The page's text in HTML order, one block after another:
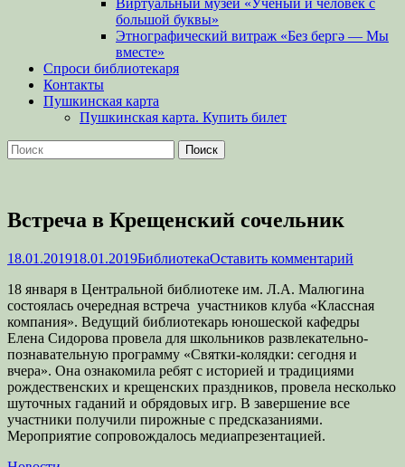
большой буквы»
Этнографический витраж «Без бергə — Мы
вместе»
Спроси библиотекаря
Контакты
Пушкинская карта
Пушкинская карта. Купить билет
Поиск
Найти:
Встреча в Крещенский сочельник
Опубликовано
18.01.201918.01.2019Автор
БиблиотекаОставить комментарий
18 января в Центральной библиотеке им. Л.А. Малюгина
состоялась очередная встреча участников клуба «Классная
компания». Ведущий библиотекарь юношеской кафедры
Елена Сидорова провела для школьников развлекательно-
познавательную программу «Святки-колядки: сегодня и
вчера». Она ознакомила ребят с историей и традициями
рождественских и крещенских праздников, провела несколько
шуточных гаданий и обрядовых игр. В завершение все
участники получили пирожные с предсказаниями.
Мероприятие сопровождалось медиапрезентацией.